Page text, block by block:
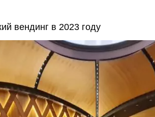
вендинг в 2023 году